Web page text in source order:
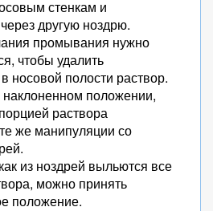
стенкам и
другую ноздрю.
промывания нужно
чтобы удалить
носовой полости раствор.
положении,
раствора
же манипуляции со
из ноздрей выльются все
можно принять
положение.